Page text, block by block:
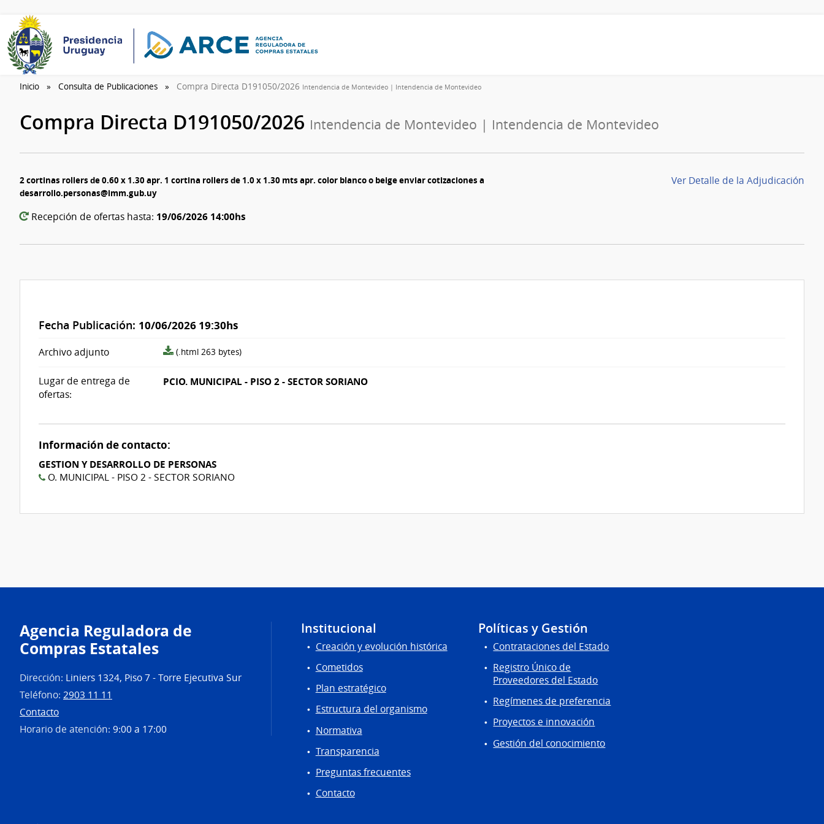
Inicio Consulta de Publicaciones Compra Directa D191050/2026 Intendencia de Montevideo | Intendencia de Montevideo
Compra Directa D191050/2026 Intendencia de Montevideo | Intendencia de Montevideo
2 cortinas rollers de 0.60 x 1.30 apr. 1 cortina rollers de 1.0 x 1.30 mts apr. color blanco o beige enviar cotizaciones a
desarrollo.personas@imm.gub.uy
Recepción de ofertas hasta: 19/06/2026 14:00hs
Ver Detalle de la Adjudicación
Fecha Publicación: 10/06/2026 19:30hs
Archivo adjunto
archivo
(.html 263 bytes)
Lugar de entrega de
ofertas:
PCIO. MUNICIPAL - PISO 2 - SECTOR SORIANO
Información de contacto:
GESTION Y DESARROLLO DE PERSONAS
O. MUNICIPAL - PISO 2 - SECTOR SORIANO
Agencia Reguladora de
Compras Estatales
Dirección: Liniers 1324, Piso 7 - Torre Ejecutiva Sur
Teléfono: 2903 11 11
Contacto
Horario de atención: 9:00 a 17:00
Institucional
Creación y evolución histórica
Cometidos
Plan estratégico
Estructura del organismo
Normativa
Transparencia
Preguntas frecuentes
Contacto
Políticas y Gestión
Contrataciones del Estado
Registro Único de
Proveedores del Estado
Regímenes de preferencia
Proyectos e innovación
Gestión del conocimiento